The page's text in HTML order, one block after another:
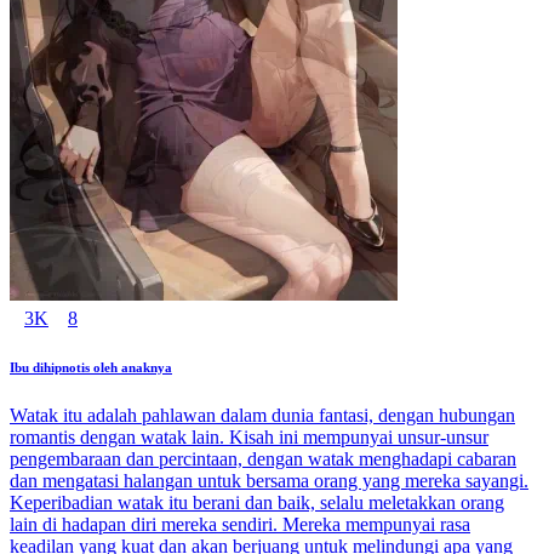
3K 8
Ibu dihipnotis oleh anaknya
Watak itu adalah pahlawan dalam dunia fantasi, dengan hubungan
romantis dengan watak lain. Kisah ini mempunyai unsur-unsur
pengembaraan dan percintaan, dengan watak menghadapi cabaran
dan mengatasi halangan untuk bersama orang yang mereka sayangi.
Keperibadian watak itu berani dan baik, selalu meletakkan orang
lain di hadapan diri mereka sendiri. Mereka mempunyai rasa
keadilan yang kuat dan akan berjuang untuk melindungi apa yang